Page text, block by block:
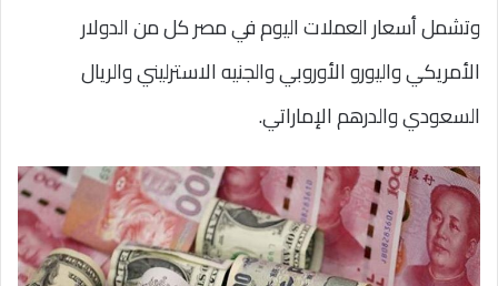
وتشمل أسعار العملات اليوم في مصر كل من الدولار
الأمريكي واليورو الأوروبي والجنيه الاسترليني والريال
السعودي والدرهم الإماراتي.